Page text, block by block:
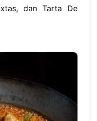
dan Tarta De